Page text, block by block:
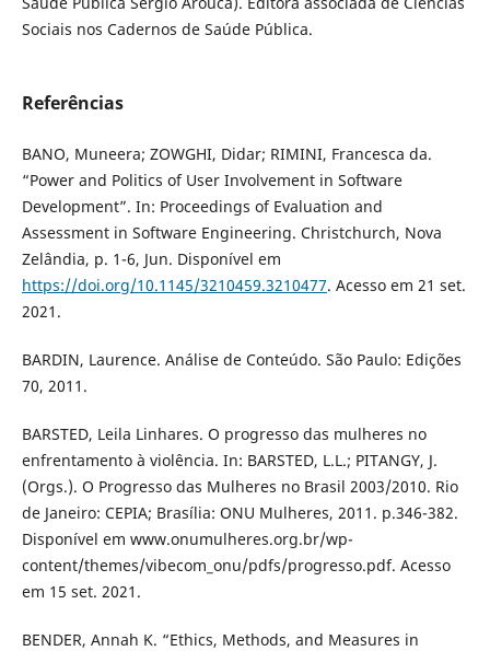
Sociais nos Cadernos de Saúde Pública.
Referências
BANO, Muneera; ZOWGHI, Didar; RIMINI, Francesca da.
“Power and Politics of User Involvement in Software
Development”. In: Proceedings of Evaluation and
Assessment in Software Engineering. Christchurch, Nova
Zelândia, p. 1-6, Jun. Disponível em
https://doi.org/10.1145/3210459.3210477. Acesso em 21 set.
2021.
BARDIN, Laurence. Análise de Conteúdo. São Paulo: Edições
70, 2011.
BARSTED, Leila Linhares. O progresso das mulheres no
enfrentamento à violência. In: BARSTED, L.L.; PITANGY, J.
(Orgs.). O Progresso das Mulheres no Brasil 2003/2010. Rio
de Janeiro: CEPIA; Brasília: ONU Mulheres, 2011. p.346-382.
Disponível em www.onumulheres.org.br/wp-
content/themes/vibecom_onu/pdfs/progresso.pdf. Acesso
em 15 set. 2021.
BENDER, Annah K. “Ethics, Methods, and Measures in